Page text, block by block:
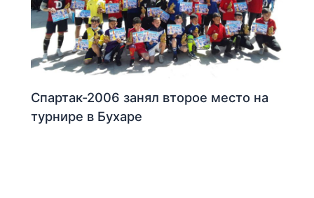
Спартак-2006 занял второе место на
турнире в Бухаре